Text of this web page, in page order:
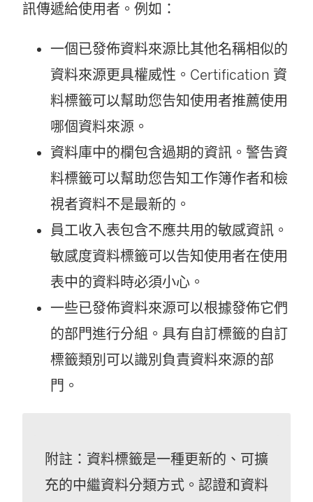
訊傳遞給使用者。例如：
一個已發佈資料來源比其他名稱相似的
資料來源更具權威性。Certification 資
料標籤可以幫助您告知使用者推薦使用
哪個資料來源。
資料庫中的欄包含過期的資訊。警告資
料標籤可以幫助您告知工作簿作者和檢
視者資料不是最新的。
員工收入表包含不應共用的敏感資訊。
敏感度資料標籤可以告知使用者在使用
表中的資料時必須小心。
一些已發佈資料來源可以根據發佈它們
的部門進行分組。具有自訂標籤的自訂
標籤類別可以識別負責資料來源的部
門。
附註：資料標籤是一種更新的、可擴
充的中繼資料分類方式。認證和資料